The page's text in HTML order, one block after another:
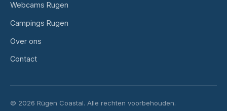
Webcams Rugen
Campings Rugen
Over ons
Contact
© 2026 Rügen Coastal. Alle rechten voorbehouden.